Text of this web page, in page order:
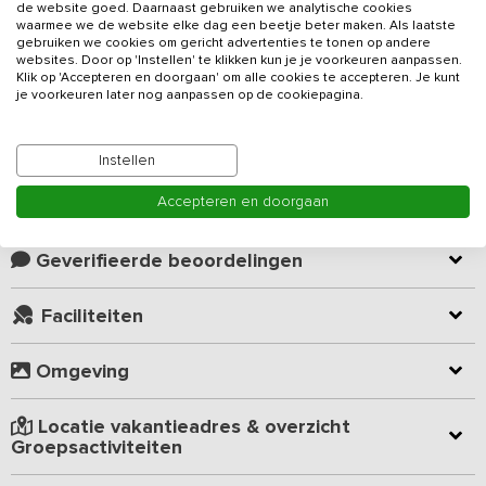
Ditvakantieadresmet sauna en grote speelweide voor de
kinderen is geschikt voor 10 personen en voorzien van 5
slaapkamers en 3 badkamers. De vakantiewoning ligt in een
natuurrijke omgeving met prachtige uitzichten, wandel en
De gezellige woonkamer in het midden van het huis fungeert als
centraal punt. Aan de grote eettafel kan gezamenlijk gedineerd
worden, maar is ook voldoende ruimte voor een gezellige
gemakken voorzien zoals een oven, magnetron en vaatwasser.
De accommodatie beschikt over 5 slaapkamers met
eenpersoonsbedden. Één slaapkamer op de begane grond is
aangepast voor mindervaliden. Deze slaapkamer is voorzien van
elektrische hoog-laag bedden en een eigen badkamer met ruime
douche en toilet. De andere 4 slaapkamers en 2 badkamers
bevinden zich op de verdieping. Alle slaapkamers zijn voorzien
van comfortabele eenpersoonsbedden en een wastafel.
Kamer indeling
Geverifieerde beoordelingen
Faciliteiten
Omgeving
Locatie vakantieadres & overzicht
Groepsactiviteiten
de website goed. Daarnaast gebruiken we analytische cookies
waarmee we de website elke dag een beetje beter maken. Als laatste
gebruiken we cookies om gericht advertenties te tonen op andere
websites. Door op 'Instellen' te klikken kun je je voorkeuren aanpassen.
Klik op 'Accepteren en doorgaan' om alle cookies te accepteren. Je kunt
je voorkeuren later nog aanpassen op de cookiepagina.
Instellen
Accepteren en doorgaan